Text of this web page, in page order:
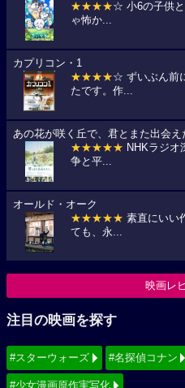
★★★★☆ 小6の子供
ゃ怖か...
カプリコン・1
★★★★☆ ずいぶん前
たです。作...
あの花が咲く丘で、君とまた出会え
★★★★★ NHKラジオ
争と平...
オールド・オーク
★★★★★ 素直にいい
ても、永...
映画レ
注目の映画を探す
#スターウォーズ #名探偵コナン
#少女漫画原作実写化